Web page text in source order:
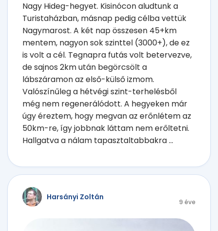
Nagy Hideg-hegyet. Kisinócon aludtunk a
Turistaházban, másnap pedig célba vettük
Nagymarost. A két nap összesen 45+km
mentem, nagyon sok szinttel (3000+), de ez
is volt a cél. Tegnapra futás volt betervezve,
de sajnos 2km után begörcsölt a
lábszáramon az első-külső izmom.
Valószínűleg a hétvégi szint-terhelésből
még nem regenerálódott. A hegyeken már
úgy éreztem, hogy megvan az erőnlétem az
50km-re, így jobbnak láttam nem erőltetni.
Hallgatva a nálam tapasztaltabbakra ...
Harsányi Zoltán
9 éve